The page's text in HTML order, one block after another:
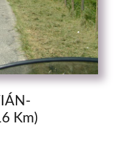
Km)